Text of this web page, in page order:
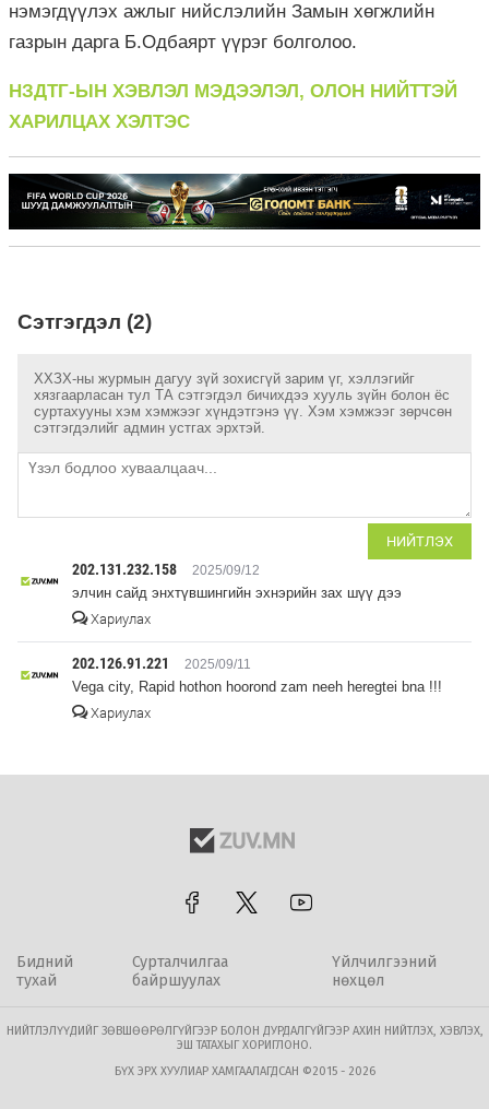
нэмэгдүүлэх ажлыг нийслэлийн Замын хөгжлийн
газрын дарга Б.Одбаярт үүрэг болголоо.
НЗДТГ-ЫН ХЭВЛЭЛ МЭДЭЭЛЭЛ, ОЛОН НИЙТТЭЙ
ХАРИЛЦАХ ХЭЛТЭС
Сэтгэгдэл (2)
ХХЗХ-ны журмын дагуу зүй зохисгүй зарим үг, хэллэгийг
хязгаарласан тул ТА сэтгэгдэл бичихдээ хууль зүйн болон ёс
суртахууны хэм хэмжээг хүндэтгэнэ үү. Хэм хэмжээг зөрчсөн
сэтгэгдэлийг админ устгах эрхтэй.
НИЙТЛЭХ
202.131.232.158 2025/09/12
элчин сайд энхтүвшингийн эхнэрийн зах шүү дээ
Хариулах
202.126.91.221 2025/09/11
Vega city, Rapid hothon hoorond zam neeh heregtei bna !!!
Хариулах
Бидний
тухай
Сурталчилгаа
байршуулах
Үйлчилгээний
нөхцөл
НИЙТЛЭЛҮҮДИЙГ ЗӨВШӨӨРӨЛГҮЙГЭЭР БОЛОН ДУРДАЛГҮЙГЭЭР АХИН НИЙТЛЭХ, ХЭВЛЭХ,
ЭШ ТАТАХЫГ ХОРИГЛОНО.
БҮХ ЭРХ ХУУЛИАР ХАМГААЛАГДСАН ©2015 - 2026